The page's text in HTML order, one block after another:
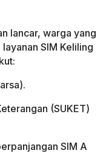
lancar, warga yang
SIM Keliling
(SUKET)
SIM A